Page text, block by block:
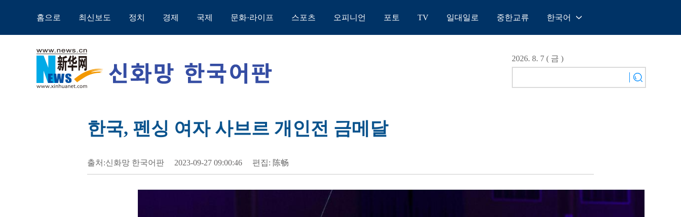
홈으로 최신보도 정치 경제 국제 문화·라이프 스포츠 오피니언 포토 TV 일대일로 중한교류 한국어
English
Español
2026. 8. 7 ( 금 )
한국, 펜싱 여자 사브르 개인전 금메달
출처:신화망 한국어판 2023-09-27 09:00:46 편집: 陈畅